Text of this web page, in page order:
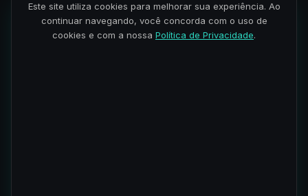
Salário de desenvolvedor Python: mercado
para júnior, pleno e sênior
Este site utiliza cookies para melhorar sua experiência. Ao
continuar navegando, você concorda com o uso de
cookies e com a nossa Política de Privacidade.